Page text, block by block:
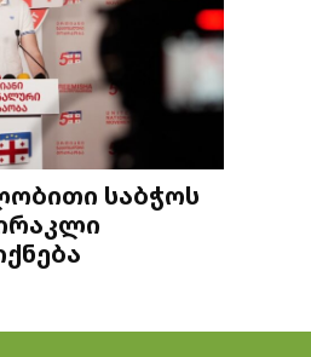
საბჭოს